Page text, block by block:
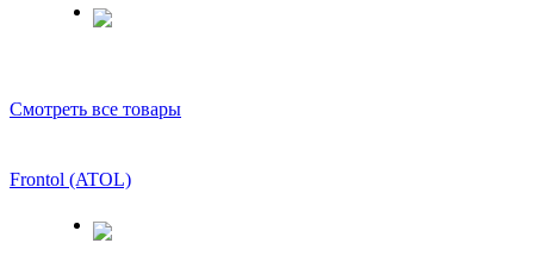
Смотреть все товары
Frontol (ATOL)